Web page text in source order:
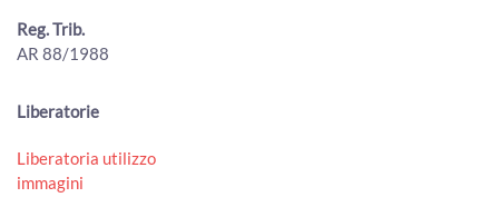
00:01:25 - Lunedì, 20 Luglio 2026
ArezzoTV
Reg. Trib.
AR 88/1988
Liberatorie
Liberatoria utilizzo
immagini